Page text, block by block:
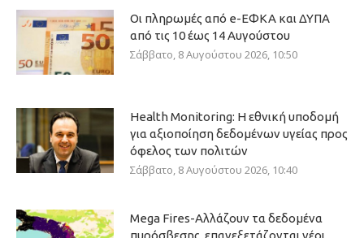
Οι πληρωμές από e-ΕΦΚΑ και ΔΥΠΑ
από τις 10 έως 14 Αυγούστου
Σάββατο, 8 Αυγούστου 2026, 10:50
Health Monitoring: Η εθνική υποδομή
για αξιοποίηση δεδομένων υγείας προς
όφελος των πολιτών
Σάββατο, 8 Αυγούστου 2026, 10:40
Mega Fires-Αλλάζουν τα δεδομένα